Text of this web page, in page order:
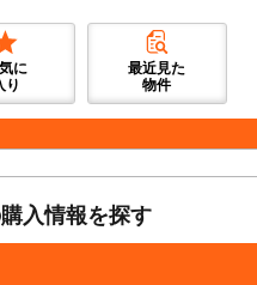
に
り
最近見た
物件
入情報を探す